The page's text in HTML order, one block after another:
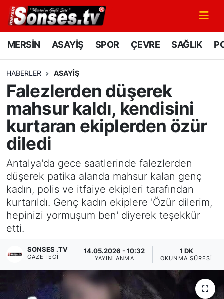
MERSİN ASAYİŞ SPOR ÇEVRE SAĞLIK
HABERLER ASAYİŞ
Falezlerden düşerek
mahsur kaldı, kendisini
kurtaran ekiplerden özür
diledi
Antalya'da gece saatlerinde falezlerden
düşerek patika alanda mahsur kalan genç
kadın, polis ve itfaiye ekipleri tarafından
kurtarıldı. Genç kadın ekiplere 'Özür dilerim,
hepinizi yormuşum ben' diyerek teşekkür
etti.
SONSES .TV
GAZETECI
14.05.2026 - 10:32
YAYINLANMA
1 DK
OKUNMA SÜRESI
MERSİN
SPOR
GÜNÜN MANŞETİ
DÜNYA
KÜLTÜR - SANAT
MAGAZİN
SAĞLIK
Haberde insan
Mersin Nöbetçi Eczaneler
Mersin Namaz Vakitleri
Mersin Trafik Yoğunluk Haritası
Süper Lig Puan Durumu ve Fikstür
Tüm Manşetler
Son Dakika Haberleri
Haber Arşivi